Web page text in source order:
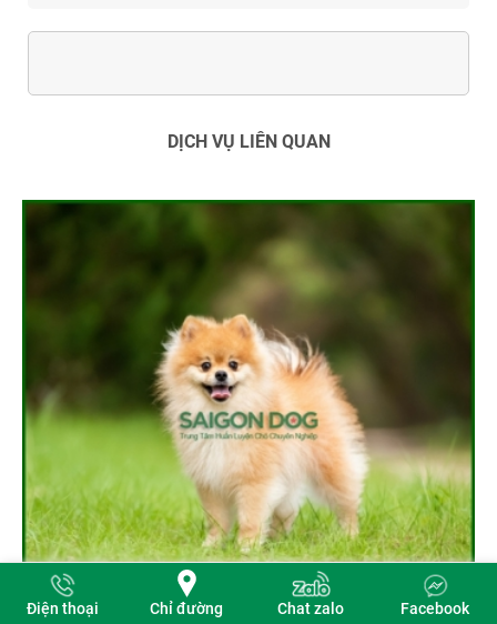
DỊCH VỤ LIÊN QUAN
Điện thoại Chỉ đường Chat zalo Facebook